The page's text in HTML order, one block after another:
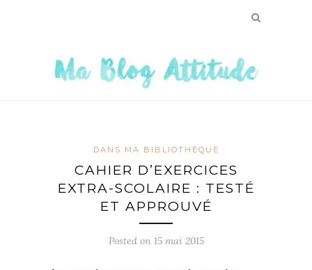
DANS MA BIBLIOTHÈQUE
CAHIER D’EXERCICES
EXTRA-SCOLAIRE : TESTÉ
ET APPROUVÉ
Posted on 15 mai 2015